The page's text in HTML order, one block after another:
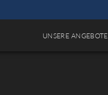
UNSERE ANGEBOTE